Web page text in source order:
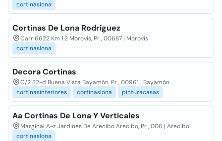
cortinaslona
Cortinas De Lona Rodríguez
Carr 6622 Km 1.2 Morovis, Pr , 00687 | Morovis
cortinaslona
Decora Cortinas
C/2 32-d Buena Vista Bayamón, Pr , 00961 | Bayamón
cortinasinteriores
cortinaslona pinturacasas
Aa Cortinas De Lona Y Verticales
Marginal A-z Jardines De Arecibo Arecibo, Pr , 006 | Arecibo
cortinaslona